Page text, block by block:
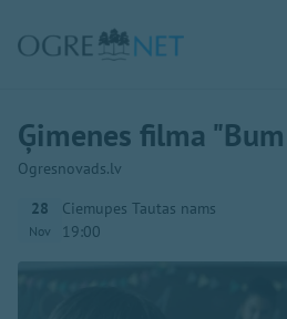
Ģimenes filma
Ogresnovads.lv
28
Nov
Ciemupes Tautas nams
19:00